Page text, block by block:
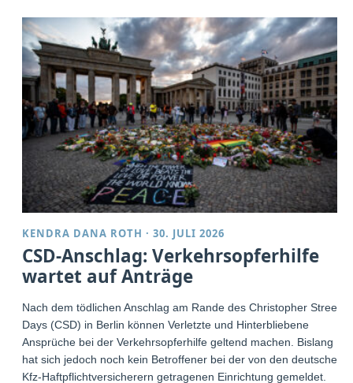
KENDRA DANA ROTH ·30. JULI 2026
CSD-Anschlag: Verkehrsopferhilfe
wartet auf Anträge
Nach dem tödlichen Anschlag am Rande des Christopher Street
Days (CSD) in Berlin können Verletzte und Hinterbliebene
Ansprüche bei der Verkehrsopferhilfe geltend machen. Bislang
hat sich jedoch noch kein Betroffener bei der von den deutschen
Kfz-Haftpflichtversicherern getragenen Einrichtung gemeldet.